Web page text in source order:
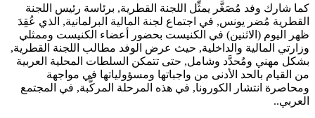
كما شارك وفد مُصَغَّر يمثِّل اللجنة القطرية, برئاسة رئيس اللجنة
القطرية مُضر يونس, في اجتماع لجنة المالية البرلمانية, الذي عُقِدَ
ظهر اليوم (الاثنين) في الكنيست بحضور أعضاء الكنيست وممثلي
وزارتي المالية والداخلية, حيث عرض الوفد مطالب اللجنة القطرية,
بشكل مهني ومُحدَّد وشامل, حتى تتمكن السلطات المحلية العربية
من القيام بالحد الأدنى من واجباتها ومسؤولياتها في مواجهة
ومحاصرة انتشار الكورونا, في هذه المرحلة المركَّبة, في المجتمع
العربي..